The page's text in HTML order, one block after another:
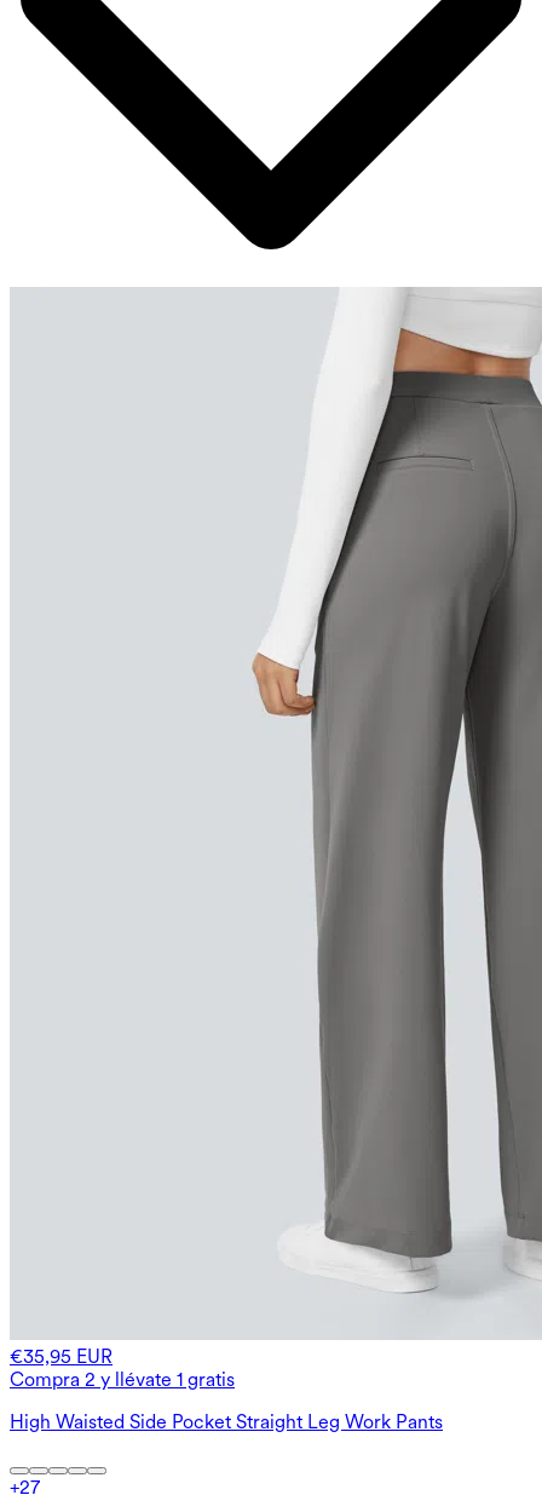
€35,95 EUR
Compra 2 y llévate 1 gratis
High Waisted Side Pocket Straight Leg Work Pants
+27